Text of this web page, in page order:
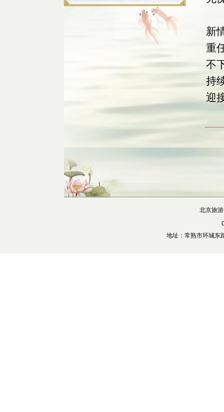
新
重
不
持
迎
北京旅
地址：常熟市环城